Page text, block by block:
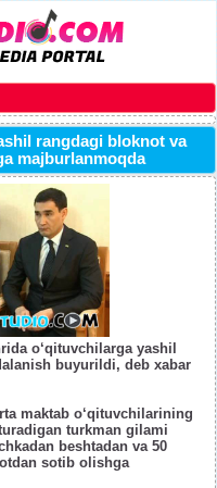
rangdagi bloknot va
majburlanmoqda
o‘qituvchilarga yashil
buyurildi, deb xabar
maktab o‘qituvchilarining
turkman gilami
beshtadan va 50
sotib olishga